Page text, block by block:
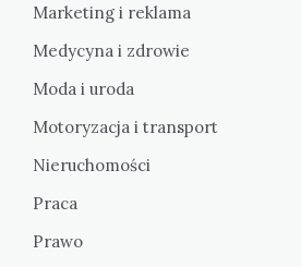
Marketing i reklama
Medycyna i zdrowie
Moda i uroda
Motoryzacja i transport
Nieruchomości
Praca
Prawo